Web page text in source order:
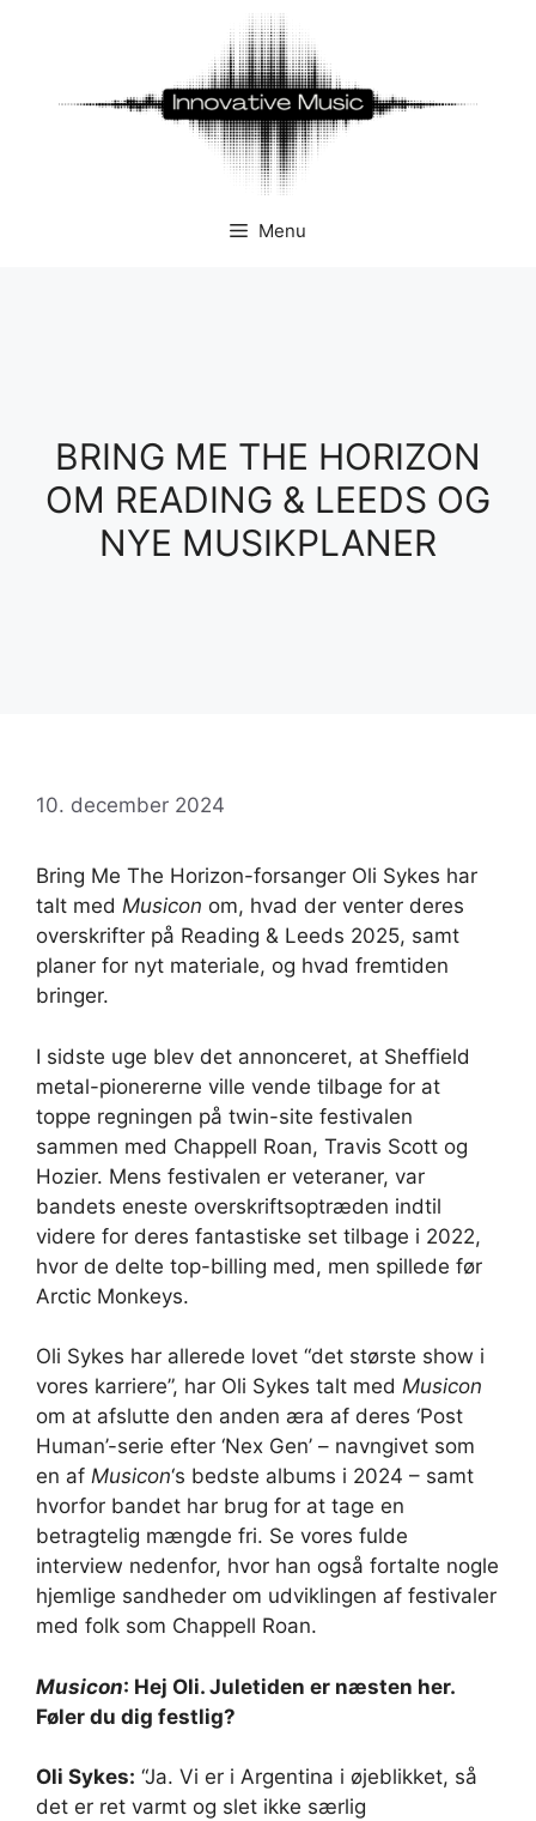
Menu
BRING ME THE HORIZON
OM READING & LEEDS OG
NYE MUSIKPLANER
10. december 2024
Bring Me The Horizon-forsanger Oli Sykes har
talt med Musicon om, hvad der venter deres
overskrifter på Reading & Leeds 2025, samt
planer for nyt materiale, og hvad fremtiden
bringer.
I sidste uge blev det annonceret, at Sheffield
metal-pionererne ville vende tilbage for at
toppe regningen på twin-site festivalen
sammen med Chappell Roan, Travis Scott og
Hozier. Mens festivalen er veteraner, var
bandets eneste overskriftsoptræden indtil
videre for deres fantastiske set tilbage i 2022,
hvor de delte top-billing med, men spillede før
Arctic Monkeys.
Oli Sykes har allerede lovet “det største show i
vores karriere”, har Oli Sykes talt med Musicon
om at afslutte den anden æra af deres ‘Post
Human’-serie efter ‘Nex Gen’ – navngivet som
en af Musicon‘s bedste albums i 2024 – samt
hvorfor bandet har brug for at tage en
betragtelig mængde fri. Se vores fulde
interview nedenfor, hvor han også fortalte nogle
hjemlige sandheder om udviklingen af ​​festivaler
med folk som Chappell Roan.
Musicon: Hej Oli. Juletiden er næsten her.
Føler du dig festlig?
Oli Sykes: “Ja. Vi er i Argentina i øjeblikket, så
det er ret varmt og slet ikke særlig